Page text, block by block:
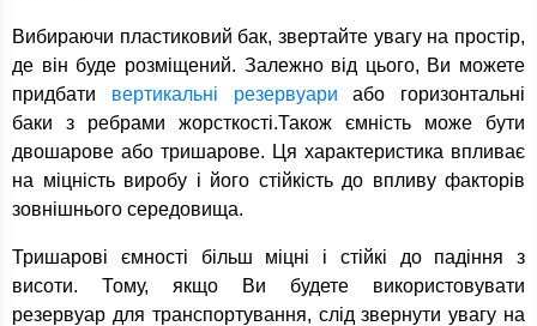
Вибираючи пластиковий бак, звертайте увагу на простір,
де він буде розміщений. Залежно від цього, Ви можете
придбати вертикальні резервуари або горизонтальні
баки з ребрами жорсткості.Також ємність може бути
двошарове або тришарове. Ця характеристика впливає
на міцність виробу і його стійкість до впливу факторів
зовнішнього середовища.
Тришарові ємності більш міцні і стійкі до падіння з
висоти. Тому, якщо Ви будете використовувати
резервуар для транспортування, слід звернути увагу на